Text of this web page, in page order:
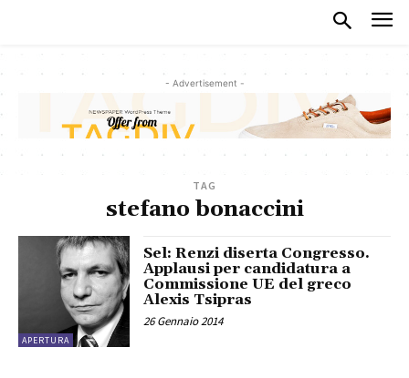
- Advertisement -
TAG
stefano bonaccini
APERTURA
Sel: Renzi diserta Congresso.
Applausi per candidatura a
Commissione UE del greco
Alexis Tsipras
26 Gennaio 2014